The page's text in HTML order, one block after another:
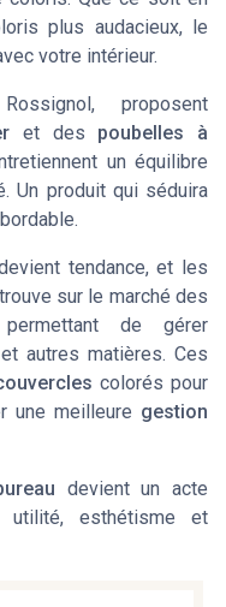
plus audacieux, le
votre intérieur.
proposent
et des poubelles à
un équilibre
Un produit qui séduira
tendance, et les
sur le marché des
de gérer
et autres matières. Ces
colorés pour
une meilleure gestion
devient un acte
utilité, esthétisme et